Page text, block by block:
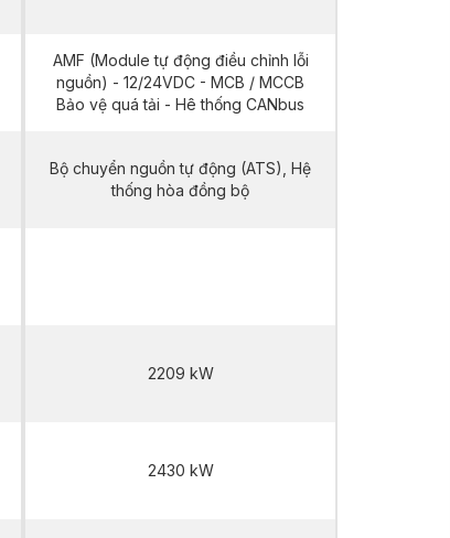
AMF (Module tự động điều chỉnh lỗi
nguồn) - 12/24VDC - MCB / MCCB
Bảo vệ quá tải - Hê thống CANbus
Bộ chuyển nguồn tự động (ATS), Hệ
thống hòa đồng bộ
2209 kW
2430 kW